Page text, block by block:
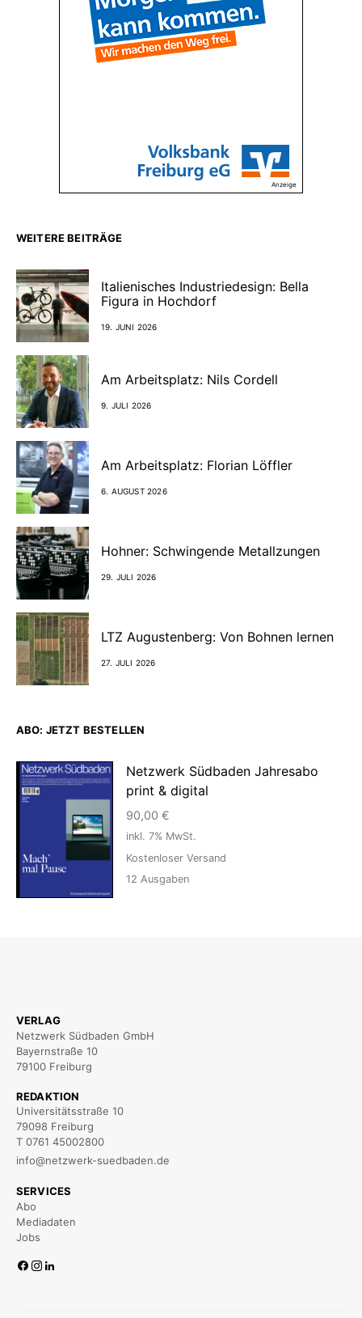
Anzeige
WEITERE BEITRÄGE
Italienisches Industriedesign: Bella
Figura in Hochdorf
19. JUNI 2026
Am Arbeitsplatz: Nils Cordell
9. JULI 2026
Am Arbeitsplatz: Florian Löffler
6. AUGUST 2026
Hohner: Schwingende Metallzungen
29. JULI 2026
LTZ Augustenberg: Von Bohnen lernen
27. JULI 2026
ABO: JETZT BESTELLEN
Netzwerk Südbaden Jahresabo
print & digital
90,00 €
inkl. 7% MwSt.
Kostenloser Versand
12 Ausgaben
VERLAG
Netzwerk Südbaden GmbH
Bayernstraße 10
79100 Freiburg
REDAKTION
Universitätsstraße 10
79098 Freiburg
T 0761 45002800
info@netzwerk-suedbaden.de
SERVICES
Abo
Mediadaten
Jobs